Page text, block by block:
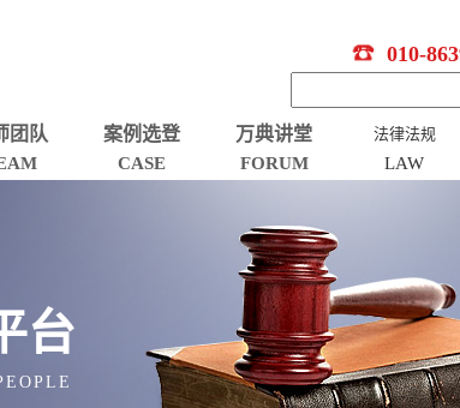
010-
团队 案例选登
CASE
万典讲堂
FORUM
法律法规
LAW
台